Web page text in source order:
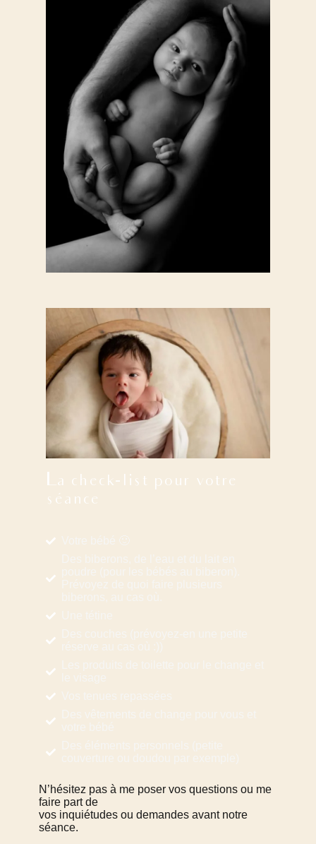
La check-list pour votre
séance
N’hésitez pas à me poser vos questions ou me
faire part de
vos inquiétudes ou demandes avant notre
séance.